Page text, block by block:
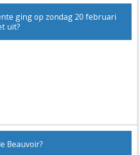
ging op zondag 20 februari
uit?
Beauvoir?